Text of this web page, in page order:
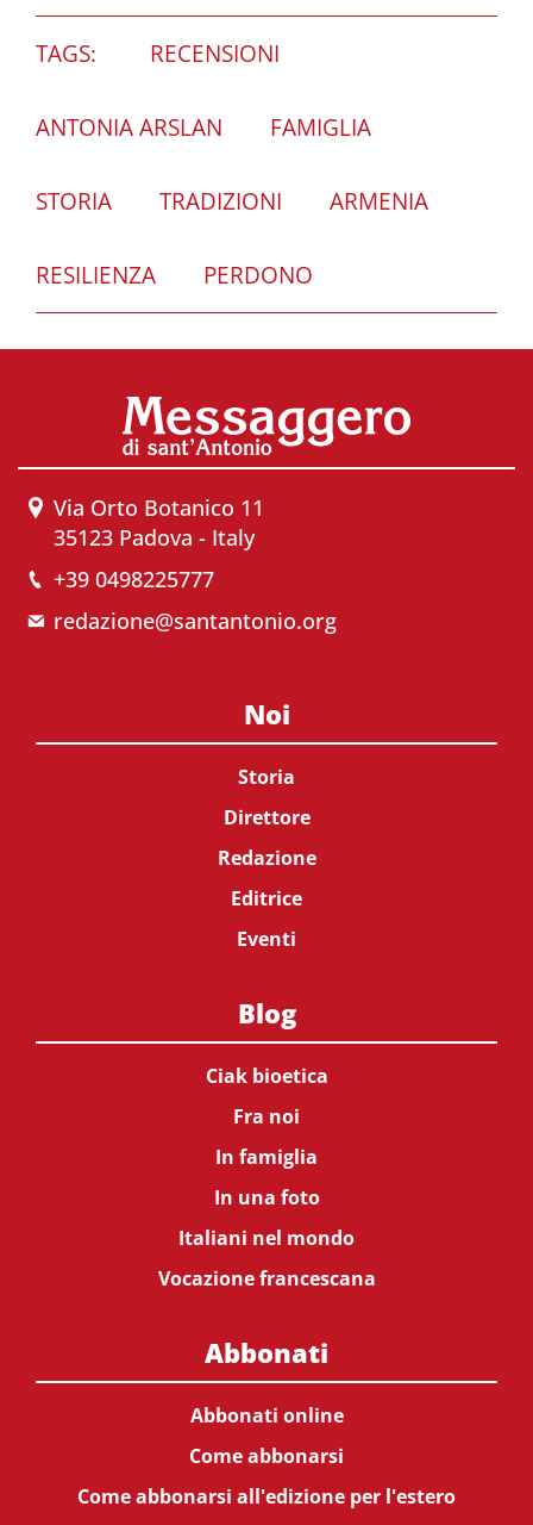
TAGS: RECENSIONI
ANTONIA ARSLAN FAMIGLIA
STORIA TRADIZIONI ARMENIA
RESILIENZA PERDONO
Via Orto Botanico 11
35123 Padova - Italy
+39 0498225777
redazione@santantonio.org
Noi
Storia
Direttore
Redazione
Editrice
Eventi
Blog
Ciak bioetica
Fra noi
In famiglia
In una foto
Italiani nel mondo
Vocazione francescana
Abbonati
Abbonati online
Come abbonarsi
Come abbonarsi all'edizione per l'estero